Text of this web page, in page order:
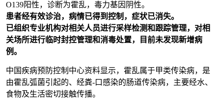
O139阳性，诊断为霍乱，毒力基因阴性。
患者经有效诊治，病情已得到控制，症状已消失。
已组织专业机构对相关人员进行采样检测和跟踪管理，对相
关场所进行临时封控管理和消毒处置，目前未发现新增病
例。
中国疾病预防控制中心资料显示，霍乱属于甲类传染病，是
由霍乱弧菌引起的、经粪-口感染的肠道传染病，主要经水、
食物及生活密切接触传播。